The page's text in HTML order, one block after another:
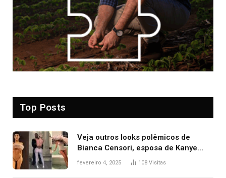
Top Posts
Veja outros looks polêmicos de
Bianca Censori, esposa de Kanye
West que apareceu nua no Grammy
fevereiro 4, 2025 108 Visitas